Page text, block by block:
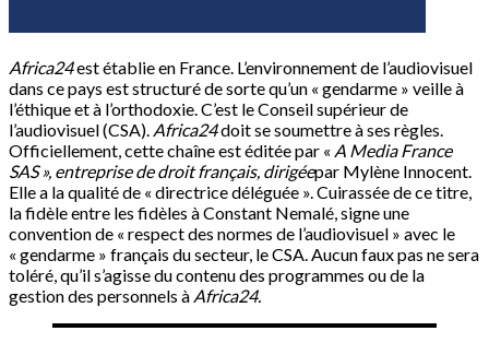
Africa24est établie en France. L’environnement de l’audiovisuel
dans ce pays est structuré de sorte qu’un « gendarme » veille à
l’éthique et à l’orthodoxie. C’est le Conseil supérieur de
l’audiovisuel (CSA). Africa24doit se soumettre à ses règles.
Officiellement, cette chaîne est éditée par « A Media France
SAS », entreprise de droit français, dirigéepar Mylène Innocent.
Elle a la qualité de « directrice déléguée ». Cuirassée de ce titre,
la fidèle entre les fidèles à Constant Nemalé, signe une
convention de « respect des normes de l’audiovisuel » avec le
« gendarme » français du secteur, le CSA. Aucun faux pas ne sera
toléré, qu’il s’agisse du contenu des programmes ou de la
gestion des personnels à Africa24.